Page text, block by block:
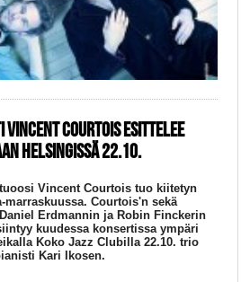
COURTOIS ESITTELEE
HELSINGISSÄ 22.10.
Vincent Courtois tuo kiitetyn
marraskuussa. Courtois'n sekä
Erdmannin ja Robin Finckerin
kuudessa konsertissa ympäri
Koko Jazz Clubilla 22.10. trio
Kari Ikosen.